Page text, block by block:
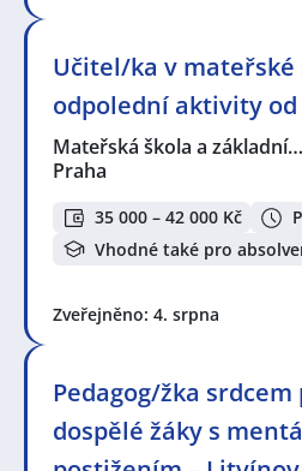
Učitel/ka v mateřské
odpolední aktivity od
Mateřská škola a základní…
Praha
35 000 – 42 000 Kč
Vhodné také pro
Zveřejněno: 4. srpna
Pedagog/žka srdcem
dospělé žáky s